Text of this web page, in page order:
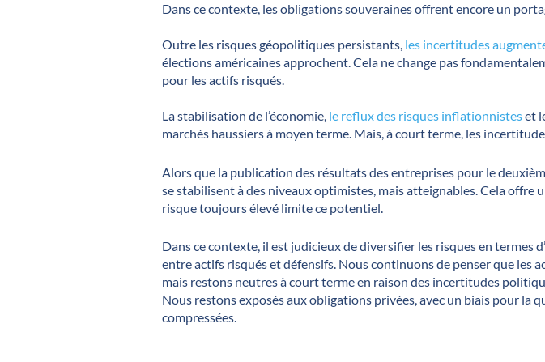
Dans ce contexte, les obligations souveraines offrent encore un
Outre les risques géopolitiques persistants, les incertitudes
élections américaines approchent. Cela ne change pas
pour les actifs risqués.
La stabilisation de l’économie, le reflux des risques inflationnisteset
marchés haussiers à moyen terme. Mais, à court terme, les
Alors que la publication des résultats des entreprises pour le
se stabilisent à des niveaux optimistes, mais atteignables. Cela offre
risque toujours élevé limite ce potentiel.
​​​​​​​Dans ce contexte, il est judicieux de diversifier les risques en termes
entre actifs risqués et défensifs. Nous continuons de penser que les
mais restons neutres à court terme en raison des incertitudes
Nous restons exposés aux obligations privées, avec un biais pour la
compressées.